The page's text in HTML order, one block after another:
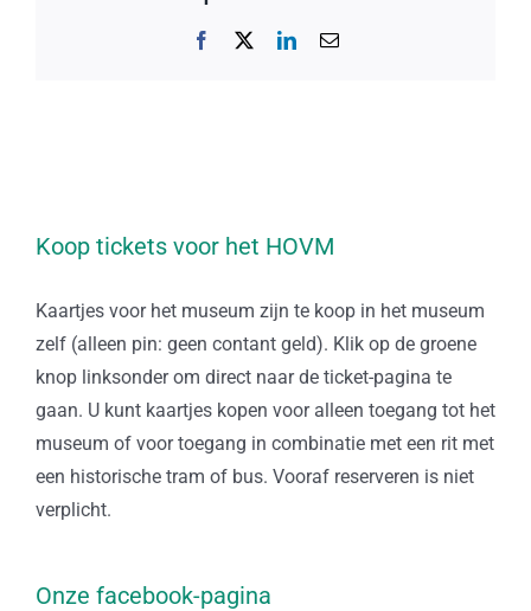
Facebook LinkedIn
E-
Koop tickets voor het HOVM
Kaartjes voor het museum zijn te koop in het museum
zelf (alleen pin: geen contant geld). Klik op de groene
knop linksonder om direct naar de ticket-pagina te
gaan. U kunt kaartjes kopen voor alleen toegang tot het
museum of voor toegang in combinatie met een rit met
een historische tram of bus. Vooraf reserveren is niet
verplicht.
Onze facebook-pagina